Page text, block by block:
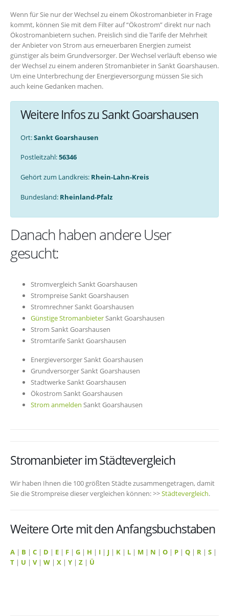
Wenn für Sie nur der Wechsel zu einem Ökostromanbieter in Frage
kommt, können Sie mit dem Filter auf “Ökostrom” direkt nur nach
Ökostromanbietern suchen. Preislich sind die Tarife der Mehrheit
der Anbieter von Strom aus erneuerbaren Energien zumeist
günstiger als beim Grundversorger. Der Wechsel verläuft ebenso wie
der Wechsel zu einem anderen Stromanbieter in Sankt Goarshausen.
Um eine Unterbrechung der Energieversorgung müssen Sie sich
auch keine Gedanken machen.
Weitere Infos zu Sankt Goarshausen
Ort:Sankt Goarshausen
Postleitzahl:56346
Gehört zum Landkreis: Rhein-Lahn-Kreis
Bundesland: Rheinland-Pfalz
Danach haben andere User
gesucht:
Stromvergleich Sankt Goarshausen
Strompreise Sankt Goarshausen
Stromrechner Sankt Goarshausen
Günstige StromanbieterSankt Goarshausen
Strom Sankt Goarshausen
Stromtarife Sankt Goarshausen
Energieversorger Sankt Goarshausen
Grundversorger Sankt Goarshausen
Stadtwerke Sankt Goarshausen
Ökostrom Sankt Goarshausen
Strom anmelden Sankt Goarshausen
Stromanbieter im Städtevergleich
Wir haben Ihnen die 100 größten Städte zusammengetragen, damit
Sie die Strompreise dieser vergleichen können: >>Städtevergleich.
Weitere Orte mit den Anfangsbuchstaben
A | B | C | D | E | F | G | H | I | J | K | L | M | N | O | P | Q | R | S |
T | U | V| W | X | Y | Z | Ü